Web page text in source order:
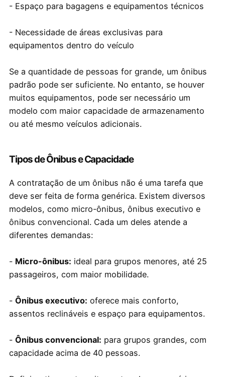
- Espaço para bagagens e equipamentos técnicos
- Necessidade de áreas exclusivas para
equipamentos dentro do veículo
Se a quantidade de pessoas for grande, um ônibus
padrão pode ser suficiente. No entanto, se houver
muitos equipamentos, pode ser necessário um
modelo com maior capacidade de armazenamento
ou até mesmo veículos adicionais.
Tipos de Ônibus e Capacidade
A contratação de um ônibus não é uma tarefa que
deve ser feita de forma genérica. Existem diversos
modelos, como micro-ônibus, ônibus executivo e
ônibus convencional. Cada um deles atende a
diferentes demandas:
- Micro-ônibus: ideal para grupos menores, até 25
passageiros, com maior mobilidade.
- Ônibus executivo: oferece mais conforto,
assentos reclináveis e espaço para equipamentos.
- Ônibus convencional: para grupos grandes, com
capacidade acima de 40 pessoas.